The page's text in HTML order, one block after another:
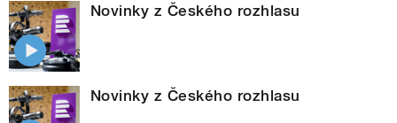
Novinky z Českého rozhlasu
Novinky z Českého rozhlasu